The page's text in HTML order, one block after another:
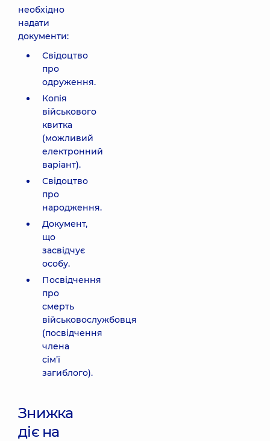
необхідно
надати
документи:
Свідоцтво
про
одруження.
Копія
військового
квитка
(можливий
електронний
варіант).
Свідоцтво
про
народження.
Документ,
що
засвідчує
особу.
Посвідчення
про
смерть
військовослужбовця
(посвідчення
члена
сім’ї
загиблого).
Знижка
діє на